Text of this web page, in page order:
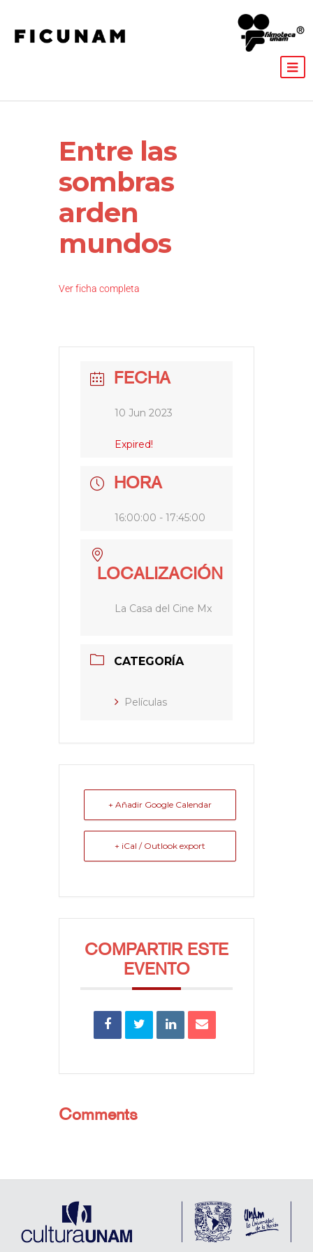
Entre las
sombras
arden
mundos
Ver ficha completa
FECHA
10 Jun 2023
Expired!
HORA
16:00:00 - 17:45:00
LOCALIZACIÓN
La Casa del Cine Mx
CATEGORÍA
Películas
+ Añadir Google Calendar
+ iCal / Outlook export
COMPARTIR ESTE
EVENTO
Comments